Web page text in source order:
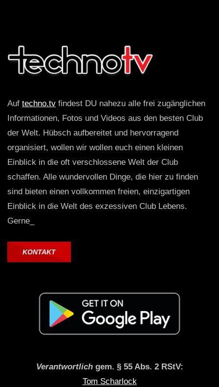
Auf techno.tv findest DU nahezu alle frei zugänglichen
Informationen, Fotos und Videos aus den besten Club
der Welt. Hübsch aufbereitet und hervorragend
organisiert, wollen wir wollen euch einen kleinen
Einblick in die oft verschlossene Welt der Club
schaffen. Alle wundervollen Dinge, die hier zu finden
sind bieten einen vollkommen freien, einzigartigen
Einblick in die Welt des exzessiven Club Lebens.
Gerne_
KONTAKT
Verantwortlichgem. § 55 Abs. 2 RStV:
Tom Scharlock